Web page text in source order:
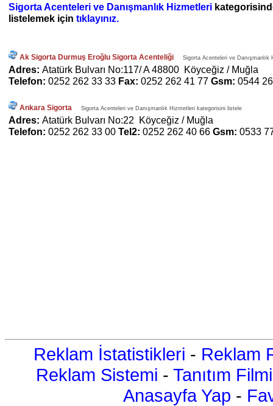
Sigorta Acenteleri ve Danışmanlık Hizmetleri
listelemek için tıklayınız.
Ak Sigorta Durmuş Eroğlu Sigorta Acenteliği Sigorta Acenteleri ve
Adres: Atatürk Bulvarı No:117/ A 48800 Köyceğiz / Muğla
Telefon: 0252 262 33 33 Fax: 0252 262 41 77 Gsm: 0544
Ankara Sigorta Sigorta Acenteleri ve Danışmanlık Hizmetleri kategorisini listele
Adres: Atatürk Bulvarı No:22 Köyceğiz / Muğla
Telefon: 0252 262 33 00 Tel2: 0252 262 40 66 Gsm: 0533
Reklam İstatistikleri - Reklam
Reklam Sistemi - Tanıtım Filmi
Anasayfa Yap -